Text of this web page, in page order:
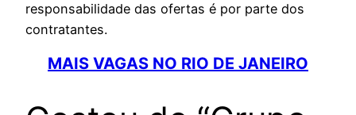
responsabilidade das ofertas é por parte dos
contratantes.
MAIS VAGAS NO RIO DE JANEIRO